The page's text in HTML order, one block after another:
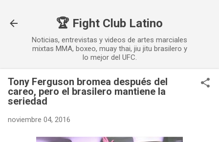
🏆 Fight Club Latino
Noticias, entrevistas y videos de artes marciales
mixtas MMA, boxeo, muay thai, jiu jitu brasilero y
lo mejor del UFC.
Tony Ferguson bromea después del
careo, pero el brasilero mantiene la
seriedad
noviembre 04, 2016